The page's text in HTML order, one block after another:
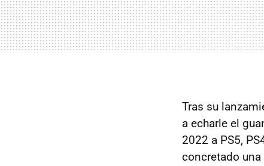
Tras su
a echarle el
2022 a PS5,
concretado